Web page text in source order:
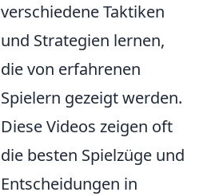
verschiedene Taktiken
und Strategien lernen,
die von erfahrenen
Spielern gezeigt werden.
Diese Videos zeigen oft
die besten Spielzüge und
Entscheidungen in